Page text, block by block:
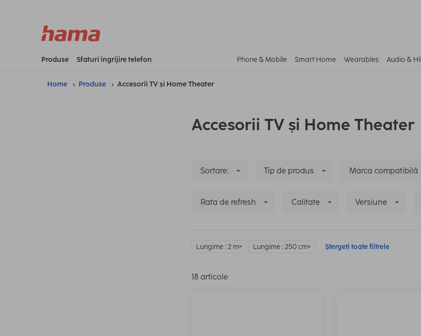
Produse Sfaturi îngrijire telefon Phone & Mobile Smart Home Wearables Audio &
Home Produse Accesorii TV și Home Theater
Accesorii TV și Home Theater
Sortare: Tip de produs Marca compatibilă
Rata de refresh Calitate Versiune
Lungime : 2 m Lungime : 250 cm Ștergeți toate filtrele
18 articole